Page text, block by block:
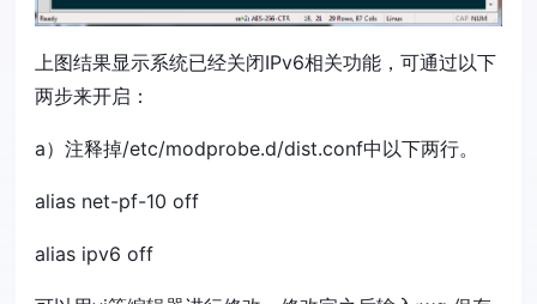
上图结果显示系统已经关闭IPv6相关功能，可通过以下
两步来开启：
a）注释掉/etc/modprobe.d/dist.conf中以下两行。
alias net-pf-10 off
alias ipv6 off